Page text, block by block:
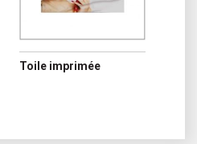
Toile imprimée